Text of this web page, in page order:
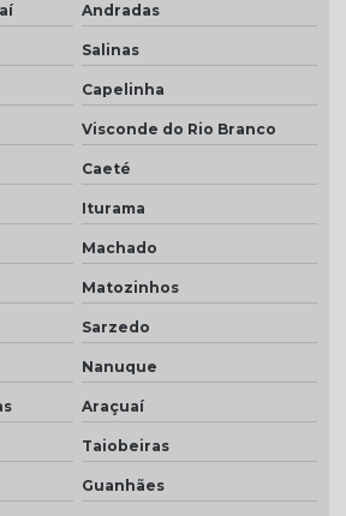
esmaltada
Andradas
Salinas
Capelinha
Visconde do Rio Branco
Caeté
Iturama
Machado
Matozinhos
Sarzedo
Nanuque
Araçuaí
Taiobeiras
Guanhães